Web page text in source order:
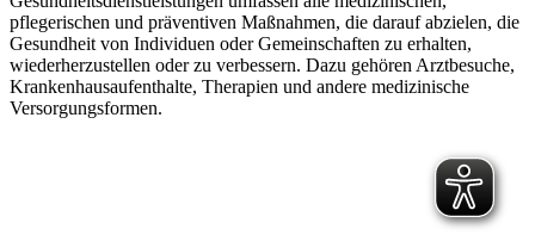
pflegerischen und präventiven Maßnahmen, die darauf abzielen, die
Gesundheit von Individuen oder Gemeinschaften zu erhalten,
wiederherzustellen oder zu verbessern. Dazu gehören Arztbesuche,
Krankenhausaufenthalte, Therapien und andere medizinische
Versorgungsformen.